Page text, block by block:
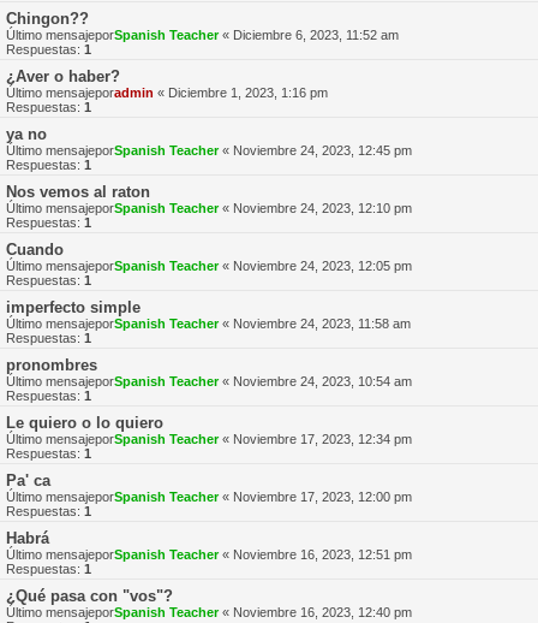
Chingon??
Último mensajeporSpanish Teacher« Diciembre 6, 2023, 11:52 am
Respuestas: 1
¿Aver o haber?
Último mensajeporadmin « Diciembre 1, 2023, 1:16 pm
Respuestas: 1
ya no
Último mensajeporSpanish Teacher« Noviembre 24, 2023, 12:45 pm
Respuestas: 1
Nos vemos al raton
Último mensajeporSpanish Teacher« Noviembre 24, 2023, 12:10 pm
Respuestas: 1
Cuando
Último mensajeporSpanish Teacher« Noviembre 24, 2023, 12:05 pm
Respuestas: 1
imperfecto simple
Último mensajeporSpanish Teacher« Noviembre 24, 2023, 11:58 am
Respuestas: 1
pronombres
Último mensajeporSpanish Teacher« Noviembre 24, 2023, 10:54 am
Respuestas: 1
Le quiero o lo quiero
Último mensajeporSpanish Teacher« Noviembre 17, 2023, 12:34 pm
Respuestas: 1
Pa' ca
Último mensajeporSpanish Teacher« Noviembre 17, 2023, 12:00 pm
Respuestas: 1
Habrá
Último mensajeporSpanish Teacher« Noviembre 16, 2023, 12:51 pm
Respuestas: 1
¿Qué pasa con "vos"?
Último mensajeporSpanish Teacher« Noviembre 16, 2023, 12:40 pm